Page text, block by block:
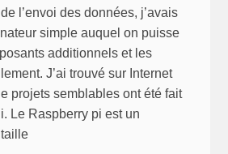
l’envoi des données, j’avais
simple auquel on puisse
additionnels et les
J’ai trouvé sur Internet
projets semblables ont été fait
Le Raspberry pi est un